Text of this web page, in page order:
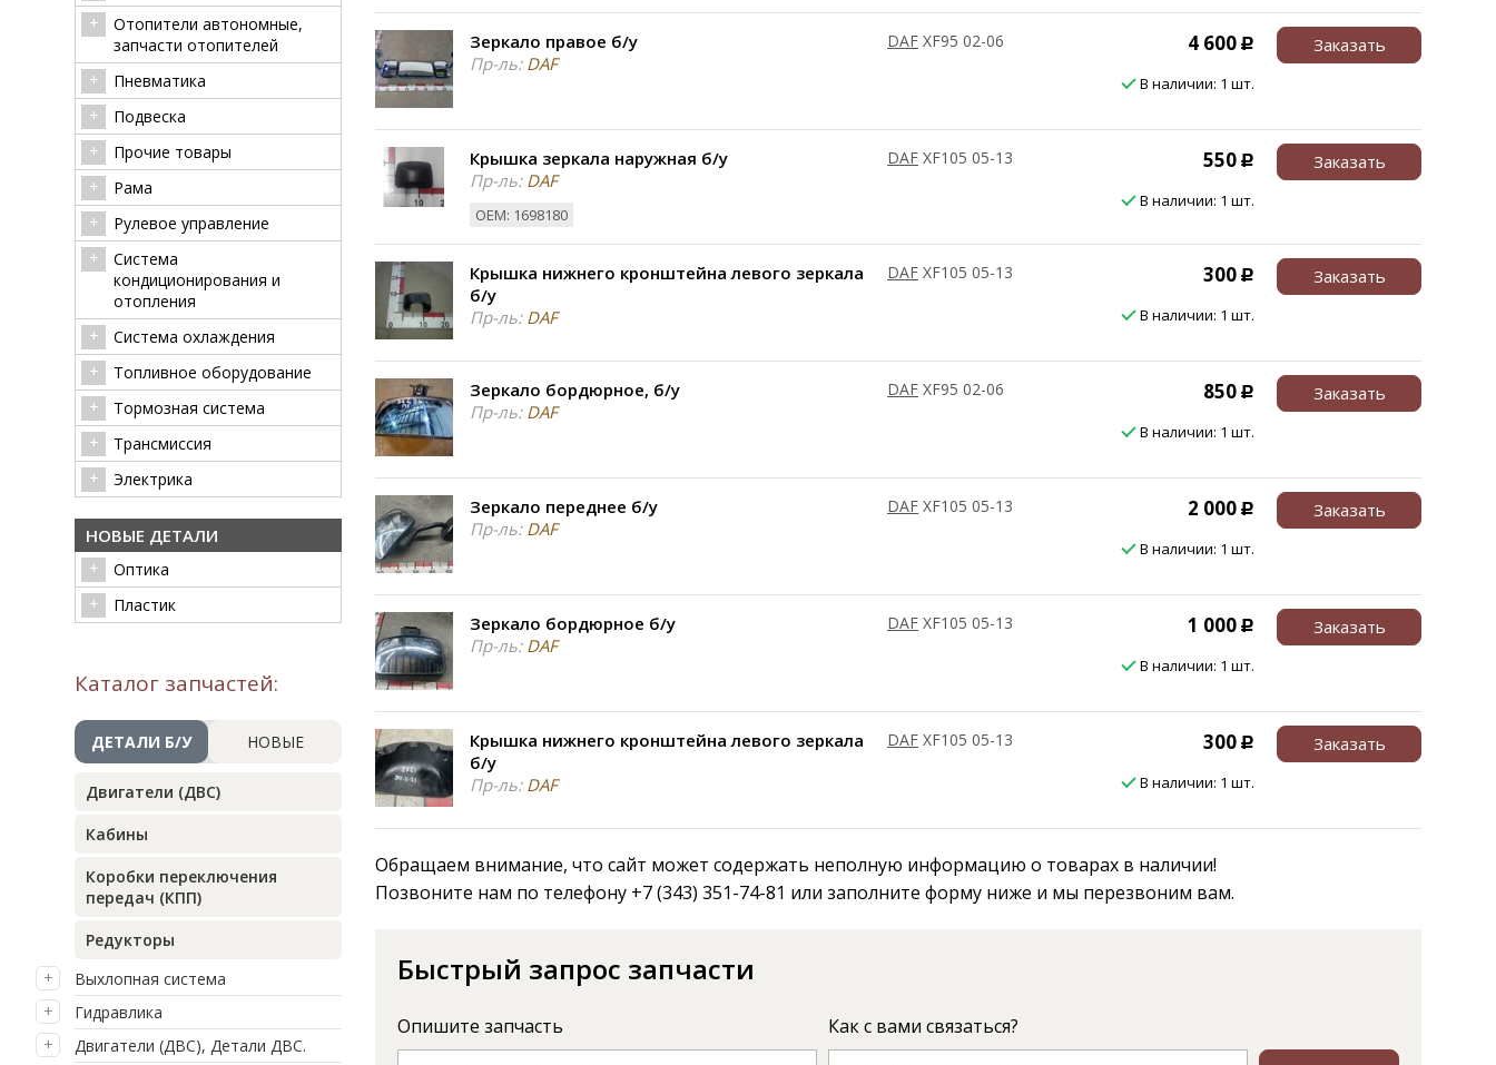
Отопители автономные,
запчасти отопителей
Пневматика
Подвеска
Прочие товары
Рама
Рулевое управление
Система
кондиционирования и
отопления
Система охлаждения
Топливное оборудование
Тормозная система
Трансмиссия
Электрика
НОВЫЕ ДЕТАЛИ
Оптика
Пластик
Каталог запчастей:
ДЕТАЛИ Б/У НОВЫЕ
Двигатели (ДВС)
Кабины
Коробки переключения
передач (КПП)
Редукторы
Выхлопная система
Гидравлика
Двигатели (ДВС), Детали ДВС.
Зеркало правое б/у
Пр-ль:DAF
DAF XF95 02-06 4 600 Р
В наличии: 1 шт.
Заказать
Крышка зеркала наружная б/у
Пр-ль:DAF
ОЕМ: 1698180
DAF XF105 05-13 550 Р
В наличии: 1 шт.
Заказать
Крышка нижнего кронштейна левого зеркала
б/у
Пр-ль:DAF
DAF XF105 05-13 300 Р
В наличии: 1 шт.
Заказать
Зеркало бордюрное, б/у
Пр-ль:DAF
DAF XF95 02-06 850 Р
В наличии: 1 шт.
Заказать
Зеркало переднее б/у
Пр-ль:DAF
DAF XF105 05-13 2 000 Р
В наличии: 1 шт.
Заказать
Зеркало бордюрное б/у
Пр-ль:DAF
DAF XF105 05-13 1 000 Р
В наличии: 1 шт.
Заказать
Крышка нижнего кронштейна левого зеркала
б/у
Пр-ль:DAF
DAF XF105 05-13 300 Р
В наличии: 1 шт.
Заказать
Обращаем внимание, что сайт может содержать неполную информацию о товарах в наличии!
Позвоните нам по телефону +7 (343) 351-74-81 или заполните форму ниже и мы перезвоним вам.
Быстрый запрос запчасти
Опишите запчасть
Как с вами связаться?